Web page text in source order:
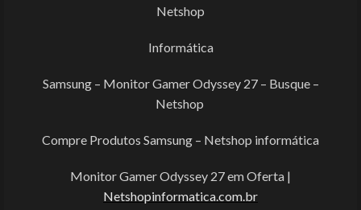
Netshop
Informática
Samsung – Monitor Gamer Odyssey 27 – Busque –
Netshop
Compre Produtos Samsung – Netshop informática
Monitor Gamer Odyssey 27 em Oferta |
Netshopinformatica.com.br